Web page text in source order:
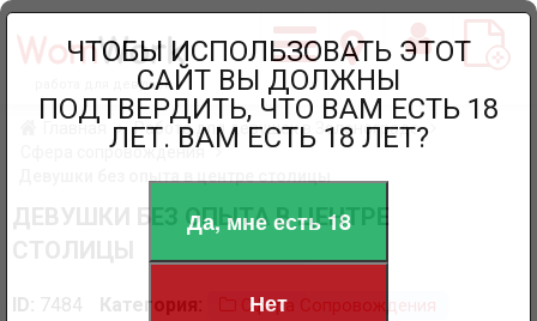
работа для девушек
Главная
Работа для девушек в Зеленограде
Сфера сопровождения
ДЕВУШКИ БЕЗ ОПЫТА В ЦЕНТРЕ
ID: 7484 Категория: Сфера Сопровождения
ЧТОБЫ ИСПОЛЬЗОВАТЬ ЭТОТ
САЙТ ВЫ ДОЛЖНЫ
ПОДТВЕРДИТЬ, ЧТО ВАМ ЕСТЬ 18
ЛЕТ. ВАМ ЕСТЬ 18 ЛЕТ?
Да, мне есть 18
Нет